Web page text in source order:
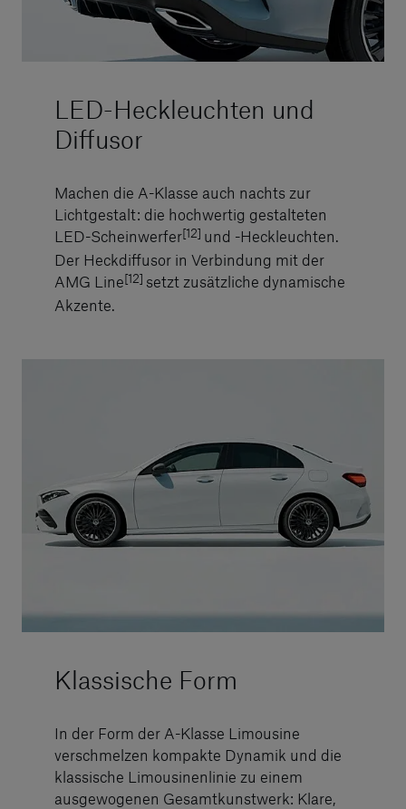
LED-Heckleuchten und
Diffusor
Machen die A-Klasse auch nachts zur
Lichtgestalt: die hochwertig gestalteten
LED-Scheinwerfer[12] und -Heckleuchten.
Der Heckdiffusor in Verbindung mit der
AMG Line[12] setzt zusätzliche dynamische
Akzente.
Klassische Form
In der Form der A-Klasse Limousine
verschmelzen kompakte Dynamik und die
klassische Limousinenlinie zu einem
ausgewogenen Gesamtkunstwerk: Klare,